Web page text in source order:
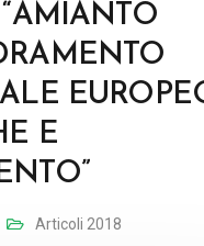
E
Articoli 2018